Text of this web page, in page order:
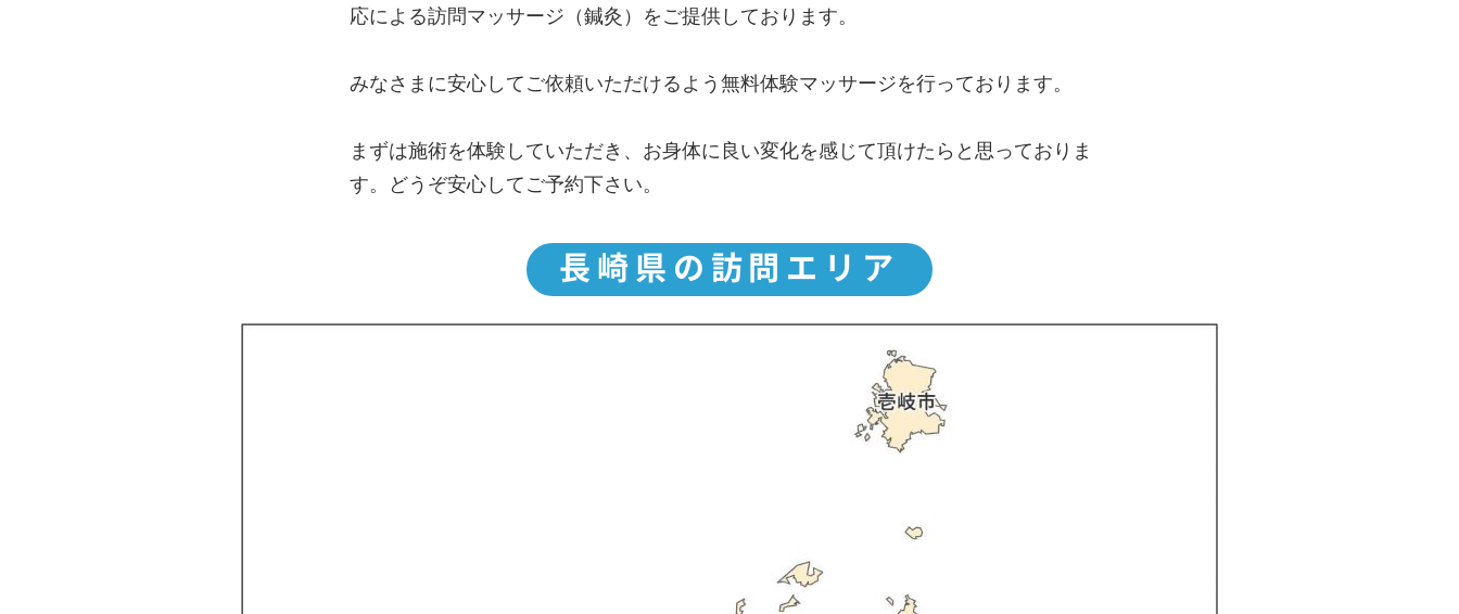
応による訪問マッサージ（鍼灸）をご提供しております。
みなさまに安心してご依頼いただけるよう無料体験マッサージを行っております。
まずは施術を体験していただき、お身体に良い変化を感じて頂けたらと思っておりま
す。どうぞ安心してご予約下さい。
長崎県の訪問エリア